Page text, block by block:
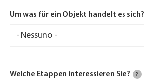
Um was für ein Objekt handelt es sich?
Welche Etappen interessieren Sie? ?